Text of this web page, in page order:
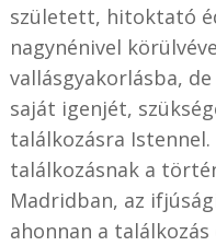
született, hitoktató
nagynénivel
vallásgyakorlásba,
saját igenjét,
találkozásra
találkozásnak a
Madridban, az
ahonnan a